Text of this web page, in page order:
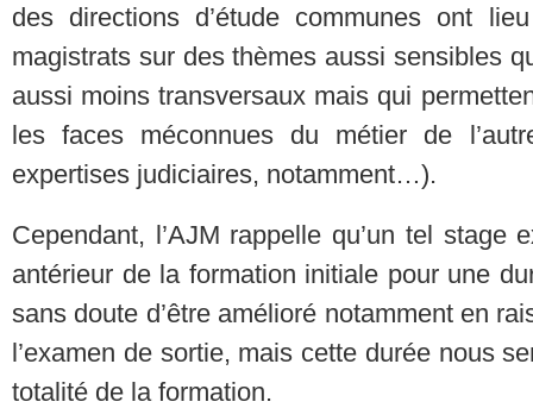
des directions d’étude communes ont
magistrats sur des thèmes aussi sensibles
aussi moins transversaux mais qui
les faces méconnues du métier de
expertises judiciaires, notamment…).
Cependant, l’AJM rappelle qu’un tel stage
antérieur de la formation initiale pour une
sans doute d’être amélioré notamment en
l’examen de sortie, mais cette durée nous
totalité de la formation.